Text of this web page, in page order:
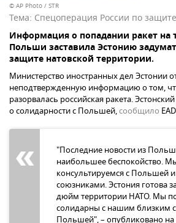
© AP Photo / STR
Тема: Спецоперация России по
Информация о попадании ракет на
Польши заставила Эстонию
защите натовской территории.
Министерство иностранных дел Эстонии
неподтвержденную информацию о том,
разорвалась российская ракета.
о солидарности с Польшей,сообщило
"Последние новости из
наибольшее беспокойство.
консультируемся с Польшей
союзниками. Эстония готова
дюйм территории НАТО. Мы
солидарны с нашим близким
Польшей", – опубликовано на